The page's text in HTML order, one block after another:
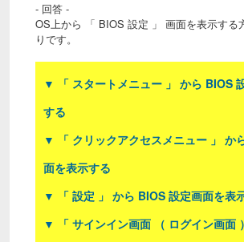
- 回答 -
OS上から 「 BIOS 設定 」 画面を表示する
りです。
▼ 「 スタートメニュー 」 から BIOS
する
▼ 「 クリックアクセスメニュー 」 か
面を表示する
▼ 「 設定 」 から BIOS 設定画面を表
▼ 「 サインイン画面 （ ログイン画面